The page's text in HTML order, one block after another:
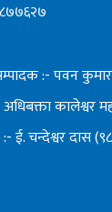
:- पवन
कालेश्वर
ई. चन्देश्वर दास